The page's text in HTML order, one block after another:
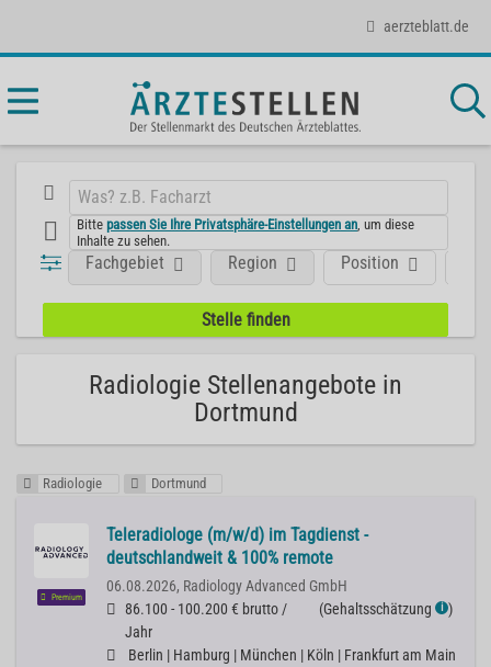
aerzteblatt.de
Bittepassen Sie Ihre Privatsphäre-Einstellungen an , um diese
Inhalte zu sehen.
Position
Fachgebiet Region
Radiologie Stellenangebote in
Dortmund
Radiologie Dortmund
Premium
Teleradiologe (m/w/d) im Tagdienst -
deutschlandweit & 100% remote
06.08.2026, Radiology Advanced GmbH
86.100 - 100.200 € brutto /
Jahr
(Gehaltsschätzung ℹ )
Berlin | Hamburg | München | Köln | Frankfurt am Main